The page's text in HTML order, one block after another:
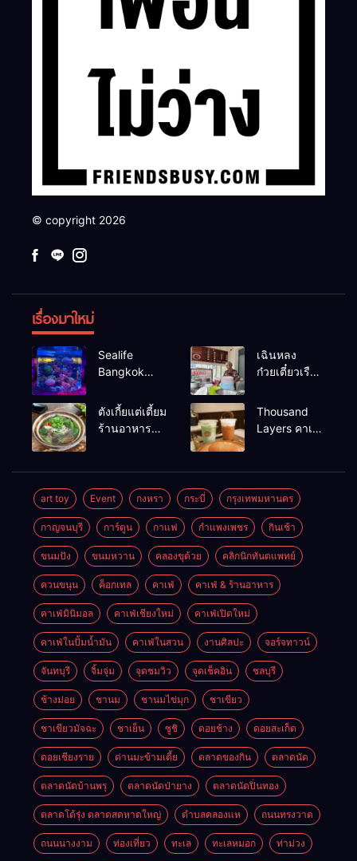
© copyright 2026
เรื่องมาใหม่
Sealife
Bangkok
แบงค์คอก
เฉินหลง
ก๋วยเตี๋ยวเรือ
อร่อยร้านดัง
หาดใหญ่
ตังเกี้ยแต่เตี้ยม
ร้านอาหาร
Thousand
Layers คาเฟ่
art toy Event กงหรา กระบี่ กรุงเทพมหานคร
กาญจนบุรี การ์ตูน กาแฟ กำแพงเพชร กินเช้า
ขนมปัง ขนมหวาน คลองขุด้วย คลิกนิกทันตแพทย์
ควนขนุน ค็อกเทล คาเฟ่ คาเฟ่ & ร้านอาหาร
คาเฟ่มินิมอล คาเฟ่เชียงใหม่ คาเฟ่เปิดใหม่
คาเฟ่ในปั้มน้ำมัน คาเฟ่ในสวน งานศิลปะ จอร์จทาวน์
จันทบุรี จิ้มจุ่ม จุดชมวิว จุดเช็คอิน ชลบุรี
ช้างม่อย ชานม ชานมไข่มุก ชาเขียว
ชาเขียวมัจฉะ ชาเย็น ซูชิ ดอยช้าง ดอยสะเก็ด
ดอยเชียงราย ด่านมะข้ามเตี้ย ตลาดของกิน ตลาดนัด
ตลาดนัดบ้านพรุ ตลาดนัดป่ายาง ตลาดนัดปิ่นทอง
ตลาดโต้รุ่ง ตลาดสดหาดใหญ่ ตำบลคลองแห ถนนทรงวาด
ถนนนางงาม ท่องเที่ยว ทะเล ทะเลหมอก ท่าม่วง